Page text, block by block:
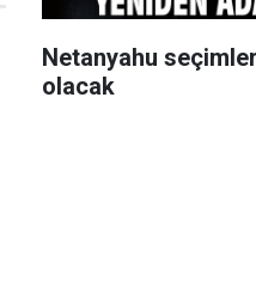
Netanyahu
olacak